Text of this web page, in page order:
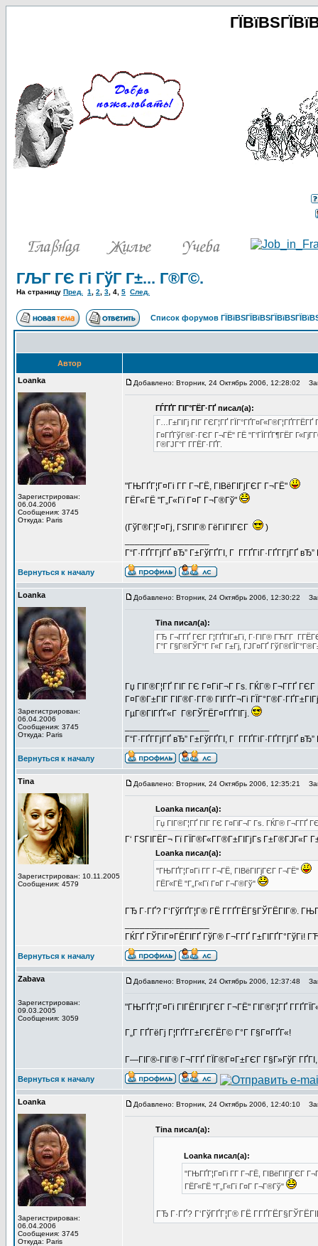
ГЉГ ГЄ Гі ГўГ Г±... Г®Г©.
На страницу Пред. 1 2 3 4 5 След.
Список форумов
Автор
Loanka
Зарегистрирован:
06.04.2006
Сообщения: 3745
Откуда: Paris
Добавлено: Вторник, 24 Октябрь 2006, 12:28:02
ГЃГҐГ ГІГ°ГЁГ·ГҐ писал(а):
Г…Г±ГІГј ГІГ ГЄГ¦ГҐ ГЇГ°ГҐГ¤Г«Г®Г¦ГҐГ­ГЁГҐ
Г¤ГҐГўГ®Г·ГЄГ Г¬ГЁ" ГЁ "Г‘ГЇГҐГ¶ГЁГ
Г®ГЈГ°Г Г­ГЁГ·ГҐГ­.
"ГЊГҐГ¦Г¤Гі Г­Г Г¬ГЁ, ГІВёГІГјГЄГ Г¬ГЁ"
ГЁГ«ГЁ "Г„Г«Гї Г¤Г Г¬Г®Гў"
(ГўГ®Г¦Г¤Гј, ГЅГІГ® ГёГіГІГЄГ
)
Г“Г·ГҐГ­ГјГҐ вЂ” Г±ГўГҐГІ, Г Г­ГҐГіГ·ГҐГ­ГјГҐ
Вернуться к началу
Loanka
Зарегистрирован:
06.04.2006
Сообщения: 3745
Откуда: Paris
Добавлено: Вторник, 24 Октябрь 2006, 12:30:22
Tina писал(а):
ГЂ Г¬Г­ГҐ ГЄГ Г¦ГҐГІГ±Гї, Г·ГІГ® ГЋГ­Г
Г°Г Г§Г®ГЎГ°Г Г«Г Г±Гј, ГЈГ¤ГҐ
Гџ ГІГ®Г¦ГҐ ГІГ ГЄ Г¤ГіГ¬Г Гѕ. ГЌГ® Г¬Г­ГҐ
Г¤Г®Г±ГІГ ГІГ®Г·Г­Г® ГІГҐГ¬Гі
ГµГ®ГІГҐГ«Г Г®ГЎГЁГ¤ГҐГІГј.
Г“Г·ГҐГ­ГјГҐ вЂ” Г±ГўГҐГІ, Г Г­ГҐГіГ·ГҐГ­ГјГҐ
Вернуться к началу
Tina
Зарегистрирован: 10.11.2005
Сообщения: 4579
Добавлено: Вторник, 24 Октябрь 2006, 12:35:21
Loanka писал(а):
Гџ ГІГ®Г¦ГҐ ГІГ ГЄ Г¤ГіГ¬Г Гѕ. ГЌГ® Г¬Г­ГҐ
Г‘ ГЅГІГЁГ¬ Гї ГЇГ®Г«Г­Г®Г±ГІГјГѕ Г±Г®ГЈГ«Г
Loanka писал(а):
"ГЊГҐГ¦Г¤Гі Г­Г Г¬ГЁ, ГІВёГІГјГЄГ Г¬ГЁ"
ГЁГ«ГЁ "Г„Г«Гї Г¤Г Г¬Г®Гў"
ГЂ Г·ГҐ? Г‘ГўГҐГ¦Г® ГЁ Г­ГҐГЁГ§ГЎГЁГІГ®.
ГЌГҐ ГЎГіГ¤ГЁГІГҐ ГўГ® Г¬Г­ГҐ Г±ГІГҐГ°ГўГі!
Вернуться к началу
Zabava
Зарегистрирован:
09.03.2005
Сообщения: 3059
Добавлено: Вторник, 24 Октябрь 2006, 12:37:48
"ГЊГҐГ¦Г¤Гі ГІГЁГІГјГЄГ Г¬ГЁ" ГІГ®Г¦ГҐ
Г„Г ГҐГёГј Г¦ГҐГ­Г±ГЄГЁГ© Г°Г Г§Г¤ГҐГ«!
Г—ГІГ®-ГІГ® Г¬Г­ГҐ ГЇГ®Г¤Г±ГЄГ Г§Г»ГўГ
Вернуться к началу
Loanka
Зарегистрирован:
06.04.2006
Сообщения: 3745
Откуда: Paris
Добавлено: Вторник, 24 Октябрь 2006, 12:40:10
Tina писал(а):
Loanka писал(а):
"ГЊГҐГ¦Г¤Гі Г­Г Г¬ГЁ, ГІВёГІГјГЄГ
ГЁГ«ГЁ "Г„Г«Гї Г¤Г Г¬Г®Гў"
ГЂ Г·ГҐ? Г‘ГўГҐГ¦Г® ГЁ